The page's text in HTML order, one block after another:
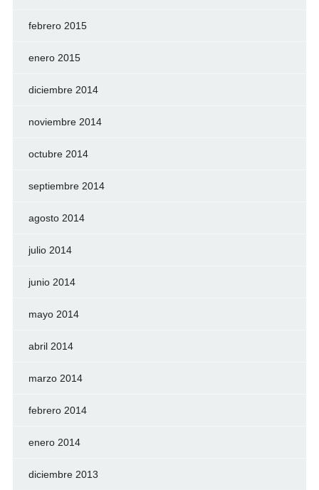
febrero 2015
enero 2015
diciembre 2014
noviembre 2014
octubre 2014
septiembre 2014
agosto 2014
julio 2014
junio 2014
mayo 2014
abril 2014
marzo 2014
febrero 2014
enero 2014
diciembre 2013